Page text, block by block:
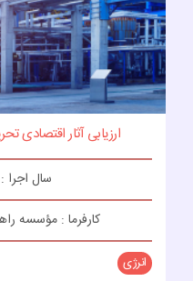
ارزیابی آثار اقتصادی
سال اجرا : 1398-1398
کارفرما : مؤسسه
انرژی